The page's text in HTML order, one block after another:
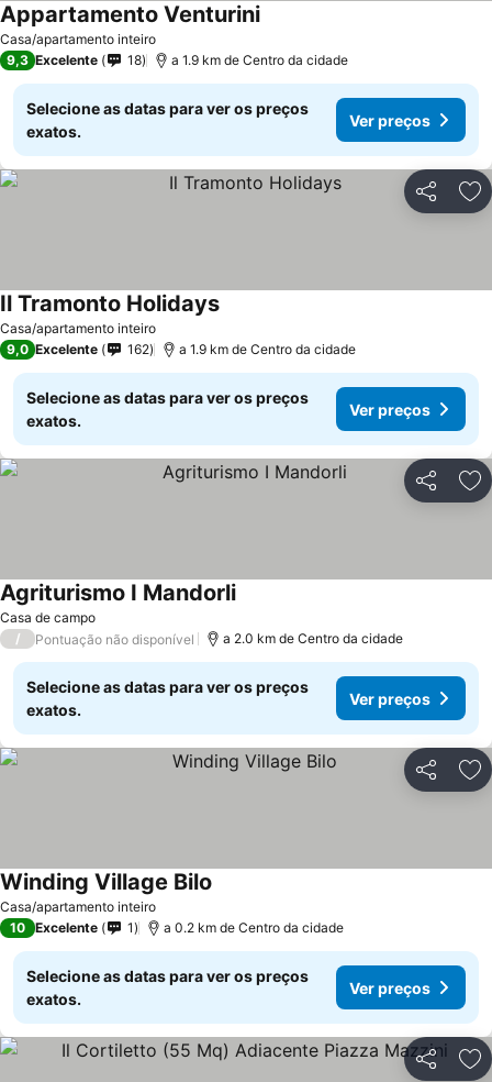
Casa/apartamento inteiro
Appartamento VenturiniVer preços
9,3 Excelente 18 a 1.9 km de Centro da cidade
Selecione as datas para ver os preços
exatos.
Ver preços
Partilhar
Casa/apartamento inteiro
Il Tramonto HolidaysVer preços
9,0 Excelente 162 a 1.9 km de Centro da cidade
Selecione as datas para ver os preços
exatos.
Ver preços
Partilhar
Casa de campo
Agriturismo I MandorliVer preços
/ Pontuação não disponível a 2.0 km de Centro da cidade
Selecione as datas para ver os preços
exatos.
Ver preços
Partilhar
Casa/apartamento inteiro
Winding Village Bilo
10 Excelente 1 a 0.2 km de Centro da cidade
Selecione as datas para ver os preços
exatos.
Ver preços
Partilhar